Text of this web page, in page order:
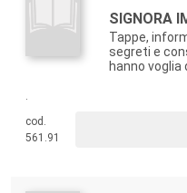
SIGNORA
Tappe,
segreti e
hanno
.
cod.
561.91